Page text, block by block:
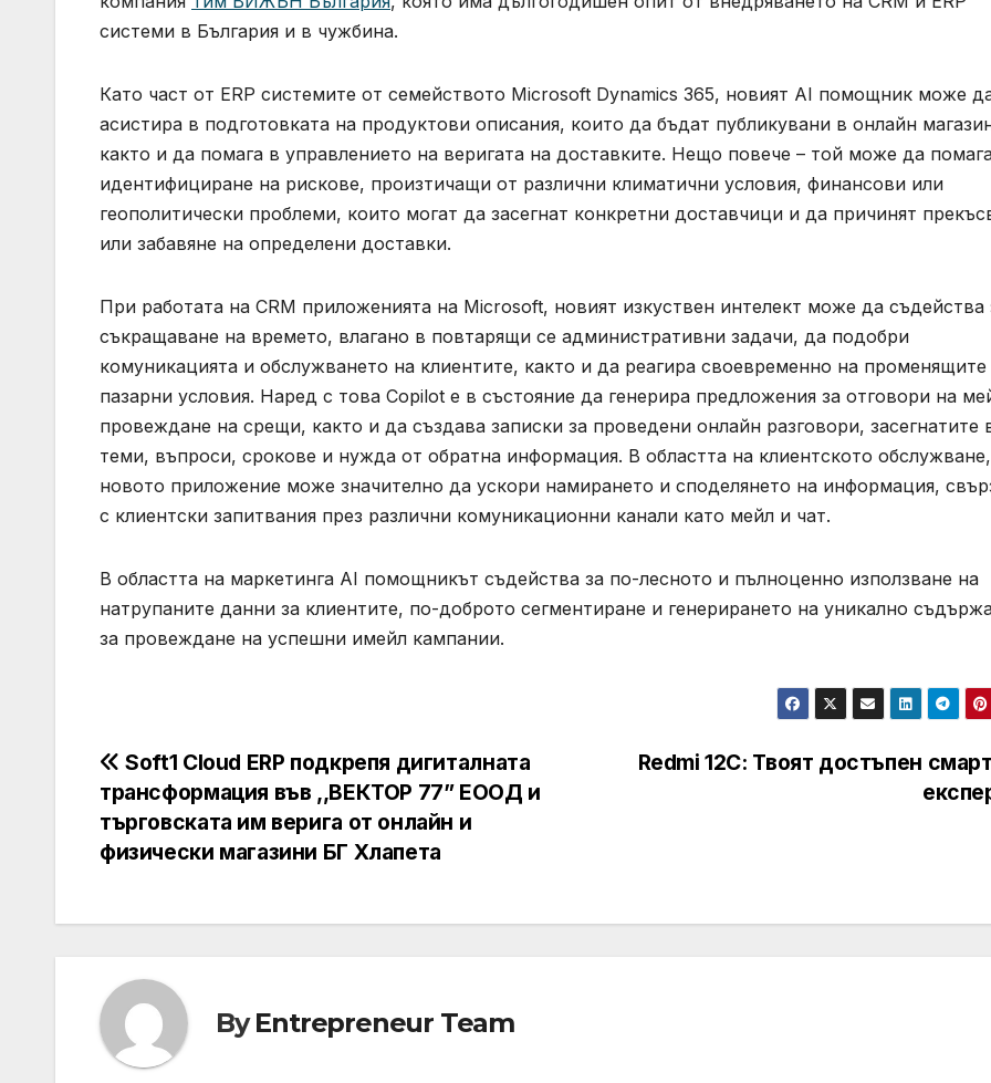
системи в България и в чужбина.
Като част от ERP системите от семейството Microsoft Dynamics 365, новият AI помощник може
асистира в подготовката на продуктови описания, които да бъдат публикувани в онлайн
както и да помага в управлението на веригата на доставките. Нещо повече – той може да
идентифициране на рискове, произтичащи от различни климатични условия, финансови или
геополитически проблеми, които могат да засегнат конкретни доставчици и да причинят
или забавяне на определени доставки.
При работата на CRM приложенията на Microsoft, новият изкуствен интелект може да съдейства
съкращаване на времето, влагано в повтарящи се административни задачи, да подобри
комуникацията и обслужването на клиентите, както и да реагира своевременно на променящите
пазарни условия. Наред с това Copilot е в състояние да генерира предложения за отговори на
провеждане на срещи, както и да създава записки за проведени онлайн разговори, засегнатите
теми, въпроси, срокове и нужда от обратна информация. В областта на клиентското обслужване,
новото приложение може значително да ускори намирането и споделянето на информация,
с клиентски запитвания през различни комуникационни канали като мейл и чат.
В областта на маркетинга AI помощникът съдейства за по-лесното и пълноценно използване на
натрупаните данни за клиентите, по-доброто сегментиране и генерирането на уникално
за провеждане на успешни имейл кампании.
Навигация
Redmi 12C: Твоят достъпен
Soft1 Cloud ERP подкрепя дигиталната
трансформация във ,,ВЕКТОР 77” ЕООД и
търговската им верига от онлайн и
физически магазини БГ Хлапета
ByEntrepreneur Team